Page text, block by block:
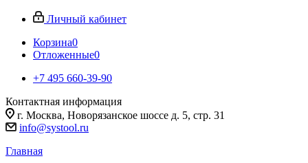
Личный кабинет
Корзина0
Отложенные0
+7 495 660-39-90
Контактная информация
г. Москва, Новорязанское шоссе д. 5, стр. 31
info@systool.ru
Главная